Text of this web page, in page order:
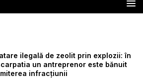
ilegală de zeolit prin explozii: în
un antreprenor este bănuit
infracțiunii